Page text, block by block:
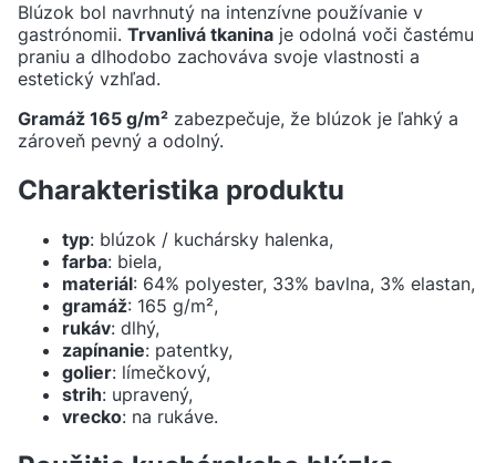
Blúzok bol navrhnutý na intenzívne používanie v
gastrónomii. Trvanlivá tkanina je odolná voči častému
praniu a dlhodobo zachováva svoje vlastnosti a
estetický vzhľad.
Gramáž 165 g/m² zabezpečuje, že blúzok je ľahký a
zároveň pevný a odolný.
Charakteristika produktu
typ: blúzok / kuchársky halenka,
farba: biela,
materiál: 64% polyester, 33% bavlna, 3% elastan,
gramáž: 165 g/m²,
rukáv: dlhý,
zapínanie: patentky,
golier: límečkový,
strih: upravený,
vrecko: na rukáve.